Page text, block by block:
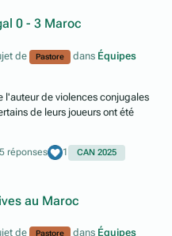
0 - 3 Maroc
de Pastore dans Équipes
l'auteur de violences conjugales
de leurs joueurs ont été
réponses 1 CAN 2025
au Maroc
de Pastore dans Équipes